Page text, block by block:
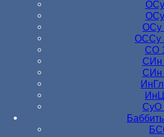
ОСу
ОССу
СО
СИн
СИн
ИнЦ
СуО